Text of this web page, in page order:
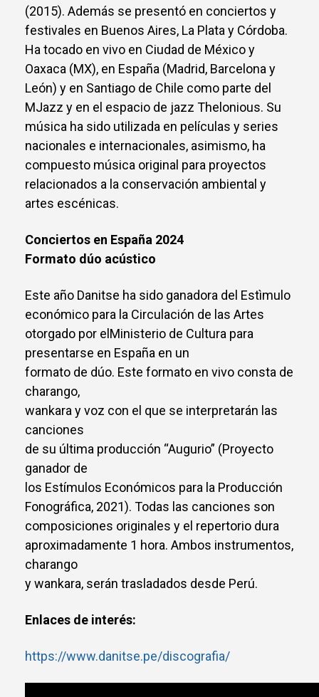
(2015). Además se presentó en conciertos y
festivales en Buenos Aires, La Plata y Córdoba.
Ha tocado en vivo en Ciudad de México y
Oaxaca (MX), en España (Madrid, Barcelona y
León) y en Santiago de Chile como parte del
MJazz y en el espacio de jazz Thelonious. Su
música ha sido utilizada en películas y series
nacionales e internacionales, asimismo, ha
compuesto música original para proyectos
relacionados a la conservación ambiental y
artes escénicas.
Conciertos en España 2024
Formato dúo acústico
Este año Danitse ha sido ganadora del Estìmulo
económico para la Circulación de las Artes
otorgado por elMinisterio de Cultura para
presentarse en España en un
formato de dúo. Este formato en vivo consta de
charango,
wankara y voz con el que se interpretarán las
canciones
de su última producción “Augurio” (Proyecto
ganador de
los Estímulos Económicos para la Producción
Fonográfica, 2021). Todas las canciones son
composiciones originales y el repertorio dura
aproximadamente 1 hora. Ambos instrumentos,
charango
y wankara, serán trasladados desde Perú.
Enlaces de interés:
https://www.danitse.pe/discografia/